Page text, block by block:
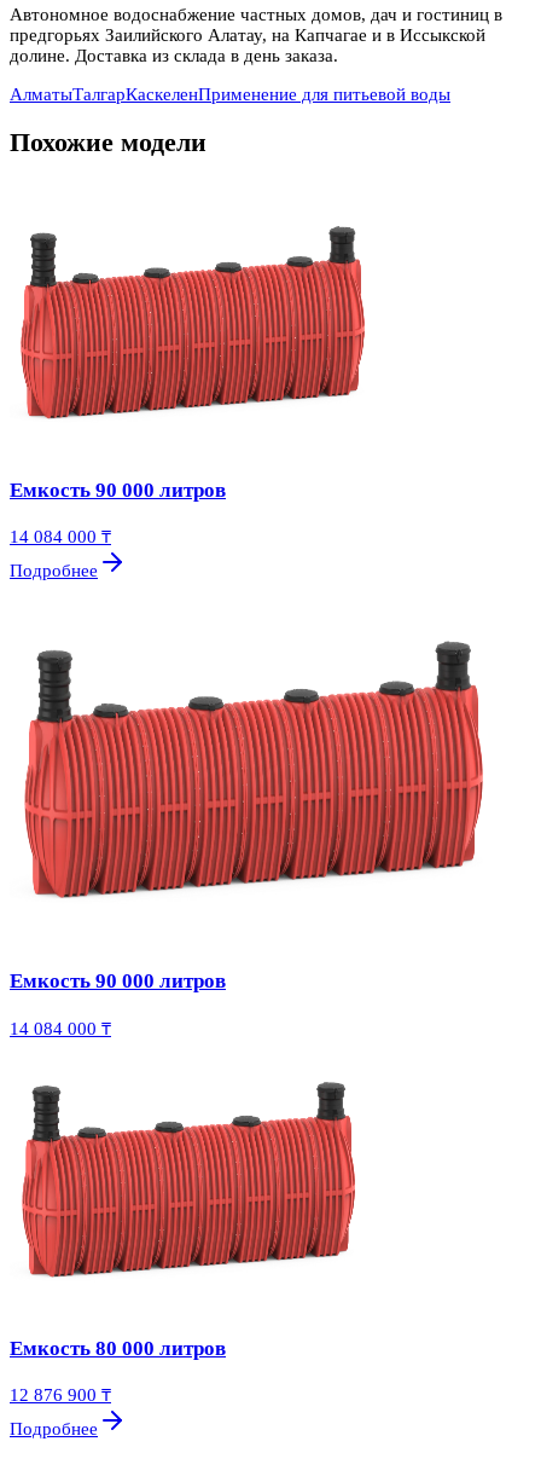
Автономное водоснабжение частных домов, дач и гостиниц в
предгорьях Заилийского Алатау, на Капчагае и в Иссыкской
долине. Доставка из склада в день заказа.
АлматыТалгарКаскеленПрименение для питьевой воды
Похожие модели
Емкость 90 000 литров
14 084 000 ₸
Подробнее
Емкость 90 000 литров
14 084 000 ₸
Емкость 80 000 литров
12 876 900 ₸
Подробнее